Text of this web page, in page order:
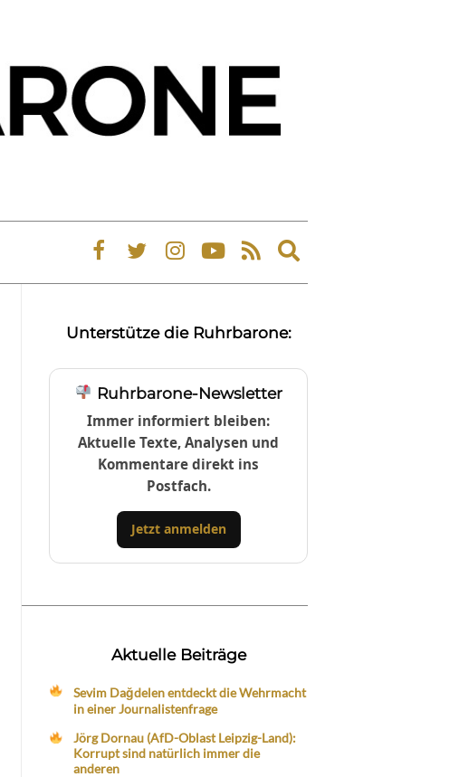
Expand
search
Unterstütze die Ruhrbarone:
Ruhrbarone-Newsletter
Immer informiert bleiben:
Aktuelle Texte, Analysen und
Kommentare direkt ins
Postfach.
Jetzt anmelden
Aktuelle Beiträge
Sevim Dağdelen entdeckt die Wehrmacht
in einer Journalistenfrage
Jörg Dornau (AfD-Oblast Leipzig-Land):
Korrupt sind natürlich immer die
anderen